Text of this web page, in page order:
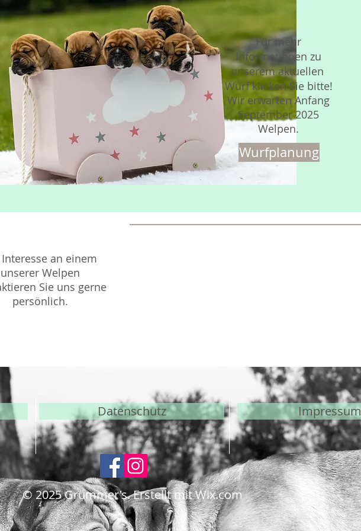
Für mehr
Informationen zu
unserem aktuellen
Wurf klicken Sie bitte!
Wir erwarten Anfang
September 2025
Welpen.
Wurfplanung
an einem
unserer Welpen
Sie uns gerne
persönlich.
Datenschutz Impressum
© 2025Grümmer's. Erstellt mit Wix.com